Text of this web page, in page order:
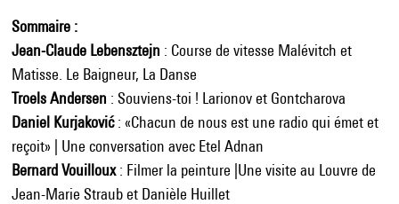
Sommaire :
Jean-Claude Lebensztejn : Course de vitesse Malévitch et
Matisse. Le Baigneur, La Danse
Troels Andersen : Souviens-toi ! Larionov et Gontcharova
Daniel Kurjaković: «Chacun de nous est une radio qui émet et
reçoit» | Une conversation avec Etel Adnan
Bernard Vouilloux: Filmer la peinture |Une visite au Louvre de
Jean-Marie Straub et Danièle Huillet